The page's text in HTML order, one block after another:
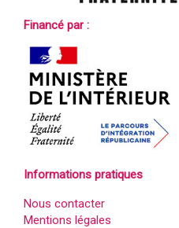
Financé par :
Informations pratiques
Nous contacter
Mentions légales